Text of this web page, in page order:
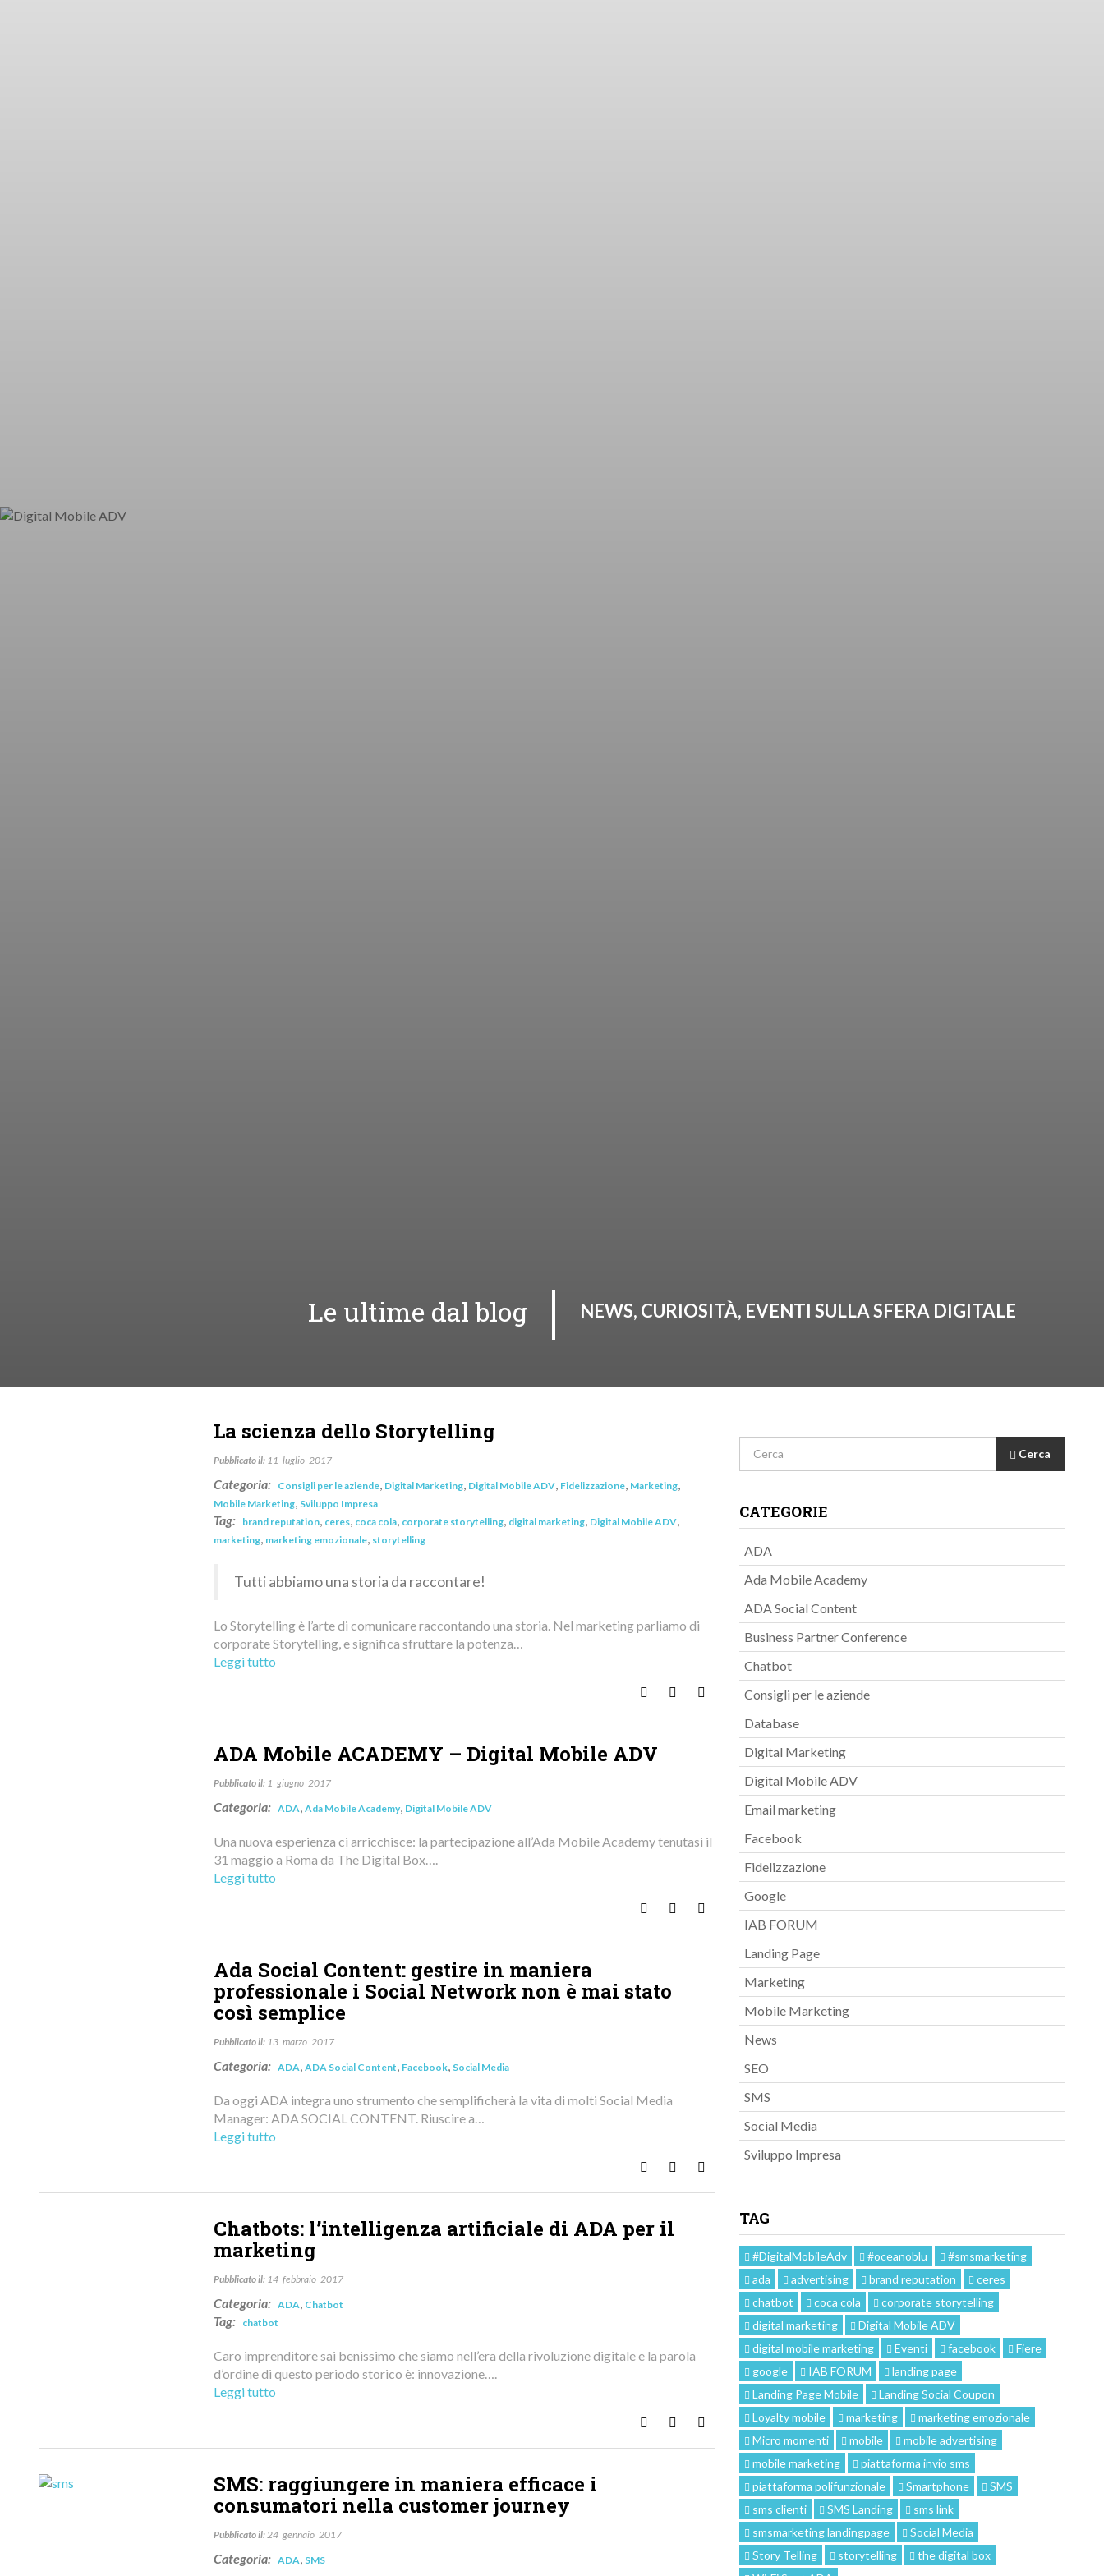
Le ultime dal blog NEWS, CURIOSITÀ, EVENTI SULLA SFERA DIGITALE
La scienza dello Storytelling
Pubblicato il: 11 luglio 2017
Categoria: Consigli per le aziende Digital Marketing Digital Mobile ADV Fidelizzazione Marketing
Mobile Marketing Sviluppo Impresa
Tag: brand reputation ceres coca cola corporate storytelling digital marketing Digital Mobile ADV
marketing marketing emozionale storytelling
Tutti abbiamo una storia da raccontare!
Lo Storytelling è l’arte di comunicare raccontando una storia. Nel marketing parliamo di
corporate Storytelling, e significa sfruttare la potenza…
Leggi tutto
ADA Mobile ACADEMY – Digital Mobile ADV
Pubblicato il: 1 giugno 2017
Categoria: ADA Ada Mobile Academy Digital Mobile ADV
Una nuova esperienza ci arricchisce: la partecipazione all’Ada Mobile Academy tenutasi il
31 maggio a Roma da The Digital Box….
Leggi tutto
Ada Social Content: gestire in maniera
professionale i Social Network non è mai stato
così semplice
Pubblicato il: 13 marzo 2017
Categoria: ADA ADA Social Content Facebook Social Media
Da oggi ADA integra uno strumento che semplificherà la vita di molti Social Media
Manager: ADA SOCIAL CONTENT. Riuscire a…
Leggi tutto
Chatbots: l’intelligenza artificiale di ADA per il
marketing
Pubblicato il: 14 febbraio 2017
Categoria: ADA Chatbot
Tag: chatbot
Caro imprenditore sai benissimo che siamo nell’era della rivoluzione digitale e la parola
d’ordine di questo periodo storico è: innovazione….
Leggi tutto
SMS: raggiungere in maniera efficace i
consumatori nella customer journey
Pubblicato il: 24 gennaio 2017
Categoria: ADA SMS
Cerca
CATEGORIE
ADA
Ada Mobile Academy
ADA Social Content
Business Partner Conference
Chatbot
Consigli per le aziende
Database
Digital Marketing
Digital Mobile ADV
Email marketing
Facebook
Fidelizzazione
Google
IAB FORUM
Landing Page
Marketing
Mobile Marketing
News
SEO
SMS
Social Media
Sviluppo Impresa
TAG
#DigitalMobileAdv #oceanoblu
#smsmarketing
ada
advertising brand reputation
ceres
chatbot
coca cola
corporate storytelling
digital marketing
Digital Mobile ADV
digital mobile marketing
Eventi facebook
Fiere
google
IAB FORUM
landing page
Landing Page Mobile
Landing Social Coupon
Loyalty mobile
marketing
marketing emozionale
Micro momenti
mobile
mobile advertising
mobile marketing
piattaforma invio sms
piattaforma polifunzionale
Smartphone
SMS
sms clienti
SMS Landing
sms link
smsmarketing landingpage
Social Media
Story Telling
storytelling
the digital box